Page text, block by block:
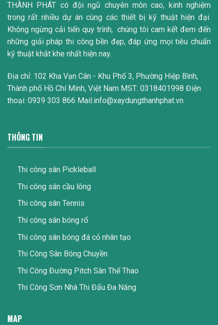
THÀNH PHÁT có đội ngũ chuyên môn cao, kinh nghiệm
trong rất nhiều dự án cùng các thiết bị kỹ thuật hiện đại.
Không ngừng cải tiến quy trình, chúng tôi cam kết đem đến
những giải pháp thi công bền đẹp, đáp ứng mọi tiêu chuẩn
kỹ thuật khắt khe nhất hiện nay.
Địa chỉ: 102 Kha Vạn Cân - Khu Phố 3, Phường Hiệp Bình,
Thành phố Hồ Chí Minh, Việt Nam MST: 0318401998 Điện
thoại: 0939 303 866 Mail:info@xaydungthanhphat.vn
THÔNG TIN
Thi công sân Pickleball
Thi công sân cầu lông
Thi công sân Tennis
Thi công sân bóng rổ
Thi công sân bóng đá cỏ nhân tạo
Thi Công Sân Bóng Chuyền
Thi Công Đường Pitch Sân Thể Thao
Thi Công Sơn Nhà Thi Đấu Đa Năng
MAP